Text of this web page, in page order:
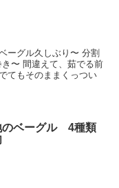
ーグル久しぶり〜 分割
〜 間違えて、茹でる前
てもそのままくっつい
のベーグル 4種類